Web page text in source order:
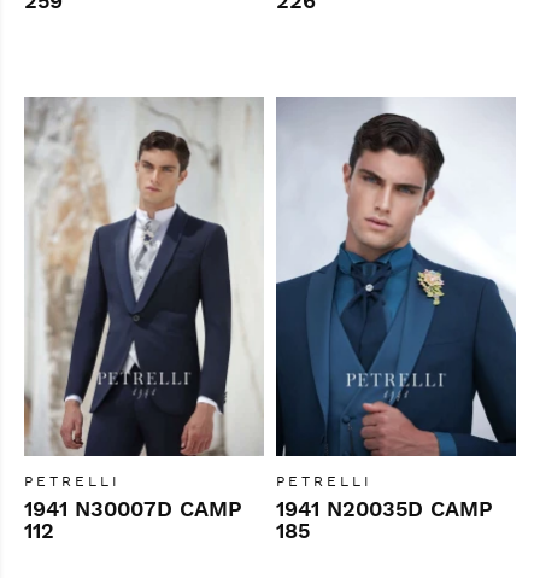
PETRELLI
1941 N30007D CAMP
112
PETRELLI
1941 N20035D CAMP
185